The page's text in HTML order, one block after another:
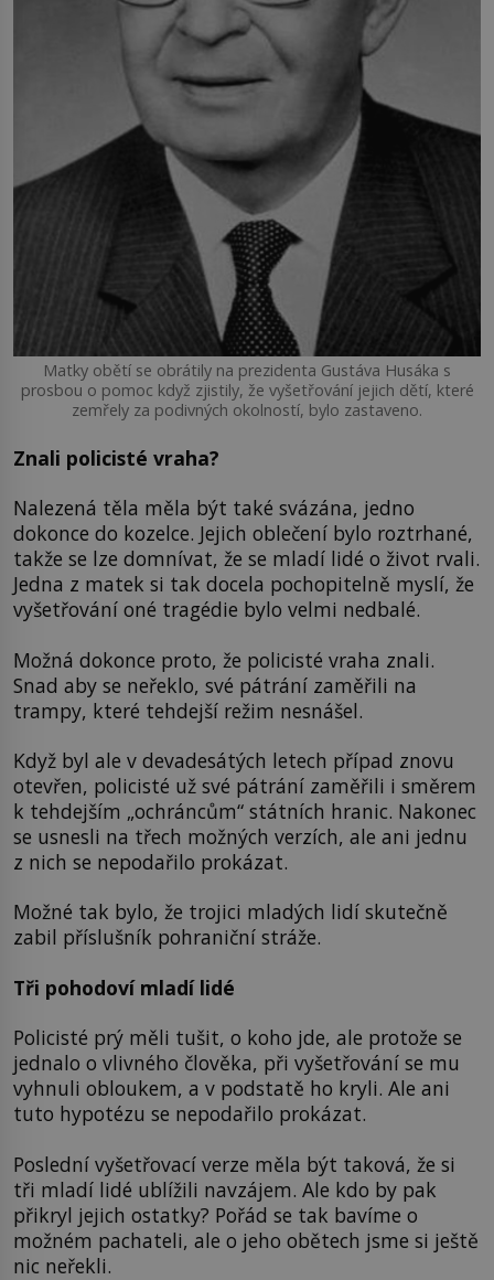
Matky obětí se obrátily na prezidenta Gustáva Husáka s
prosbou o pomoc když zjistily, že vyšetřování jejich dětí, které
zemřely za podivných okolností, bylo zastaveno.
Znali policisté vraha?
Nalezená těla měla být také svázána, jedno
dokonce do kozelce. Jejich oblečení bylo roztrhané,
takže se lze domnívat, že se mladí lidé o život rvali.
Jedna z matek si tak docela pochopitelně myslí, že
vyšetřování oné tragédie bylo velmi nedbalé.
Možná dokonce proto, že policisté vraha znali.
Snad aby se neřeklo, své pátrání zaměřili na
trampy, které tehdejší režim nesnášel.
Když byl ale v devadesátých letech případ znovu
otevřen, policisté už své pátrání zaměřili i směrem
k tehdejším „ochráncům“ státních hranic. Nakonec
se usnesli na třech možných verzích, ale ani jednu
z nich se nepodařilo prokázat.
Možné tak bylo, že trojici mladých lidí skutečně
zabil příslušník pohraniční stráže.
Tři pohodoví mladí lidé
Policisté prý měli tušit, o koho jde, ale protože se
jednalo o vlivného člověka, při vyšetřování se mu
vyhnuli obloukem, a v podstatě ho kryli. Ale ani
tuto hypotézu se nepodařilo prokázat.
Poslední vyšetřovací verze měla být taková, že si
tři mladí lidé ublížili navzájem. Ale kdo by pak
přikryl jejich ostatky? Pořád se tak bavíme o
možném pachateli, ale o jeho obětech jsme si ještě
nic neřekli.